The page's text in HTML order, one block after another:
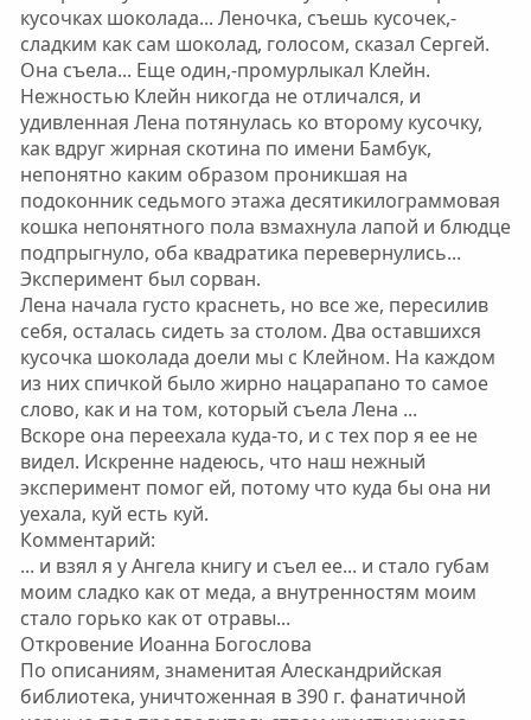
кусочках шоколада... Леночка, съешь кусочек,-
сладким как сам шоколад, голосом, сказал Сергей.
Она съела... Еще один,-промурлыкал Клейн.
Нежностью Клейн никогда не отличался, и
удивленная Лена потянулась ко второму кусочку,
как вдруг жирная скотина по имени Бамбук,
непонятно каким образом проникшая на
подоконник седьмого этажа десятикилограммовая
кошка непонятного пола взмахнула лапой и блюдце
подпрыгнуло, оба квадратика перевернулись...
Эксперимент был сорван.
Лена начала густо краснеть, но все же, пересилив
себя, осталась сидеть за столом. Два оставшихся
кусочка шоколада доели мы с Клейном. На каждом
из них спичкой было жирно нацарапано то самое
слово, как и на том, который съела Лена ...
Вскоре она переехала куда-то, и с тех пор я ее не
видел. Искренне надеюсь, что наш нежный
эксперимент помог ей, потому что куда бы она ни
уехала, куй есть куй.
Комментарий:
... и взял я у Ангела книгу и съел ее... и стало губам
моим сладко как от меда, а внутренностям моим
стало горько как от отравы...
Откровение Иоанна Богослова
По описаниям, знаменитая Алескандрийская
библиотека, уничтоженная в 390 г. фанатичной